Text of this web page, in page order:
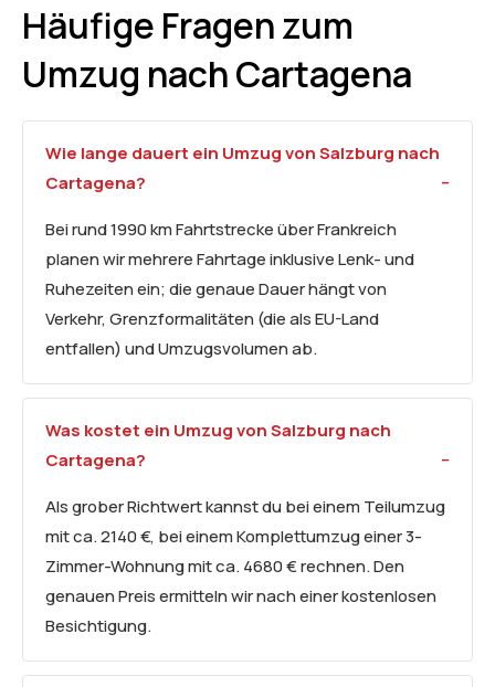
Häufige Fragen zum
Umzug nach Cartagena
Wie lange dauert ein Umzug von Salzburg nach
Cartagena?
Bei rund 1990 km Fahrtstrecke über Frankreich
planen wir mehrere Fahrtage inklusive Lenk- und
Ruhezeiten ein; die genaue Dauer hängt von
Verkehr, Grenzformalitäten (die als EU-Land
entfallen) und Umzugsvolumen ab.
Was kostet ein Umzug von Salzburg nach
Cartagena?
Als grober Richtwert kannst du bei einem Teilumzug
mit ca. 2140 €, bei einem Komplettumzug einer 3-
Zimmer-Wohnung mit ca. 4680 € rechnen. Den
genauen Preis ermitteln wir nach einer kostenlosen
Besichtigung.